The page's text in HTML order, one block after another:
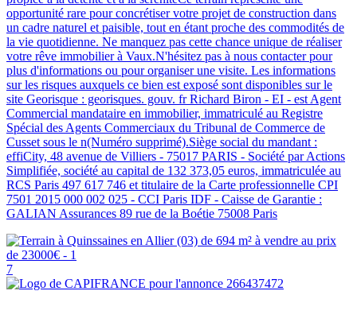
opportunité rare pour concrétiser votre projet de construction dans
un cadre naturel et paisible, tout en étant proche des commodités de
la vie quotidienne. Ne manquez pas cette chance unique de réaliser
votre rêve immobilier à Vaux.N'hésitez pas à nous contacter pour
plus d'informations ou pour organiser une visite. Les informations
sur les risques auxquels ce bien est exposé sont disponibles sur le
site Georisque : georisques. gouv. fr Richard Biron - EI - est Agent
Commercial mandataire en immobilier, immatriculé au Registre
Spécial des Agents Commerciaux du Tribunal de Commerce de
Cusset sous le n(Numéro supprimé).Siège social du mandant :
effiCity, 48 avenue de Villiers - 75017 PARIS - Société par Actions
Simplifiée, société au capital de 132 373,05 euros, immatriculée au
RCS Paris 497 617 746 et titulaire de la Carte professionnelle CPI
7501 2015 000 002 025 - CCI Paris IDF - Caisse de Garantie :
GALIAN Assurances 89 rue de la Boétie 75008 Paris
7